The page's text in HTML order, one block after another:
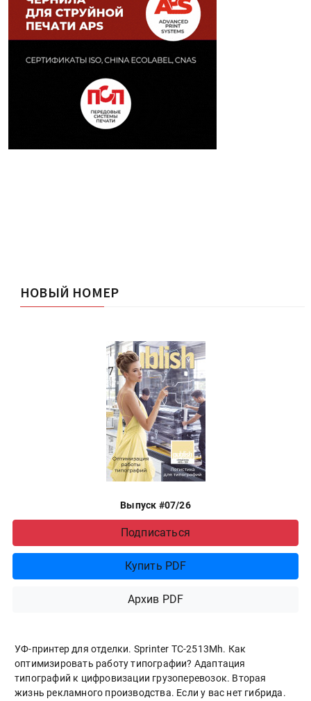
НОВЫЙ НОМЕР
Выпуск #07/26
Подписаться
Купить PDF
Архив PDF
УФ-принтер для отделки. Sprinter ТС-2513Mh. Как
оптимизировать работу типографии? Адаптация
типографий к цифровизации грузоперевозок. Вторая
жизнь рекламного производства. Если у вас нет гибрида.